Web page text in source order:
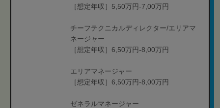
［想定年収］5,50万円-7,00万円
チーフテクニカルディレクター/エリアマ
ネージャー
［想定年収］6,50万円-8,00万円
エリアマネージャー
［想定年収］6,50万円-8,00万円
ゼネラルマネージャー